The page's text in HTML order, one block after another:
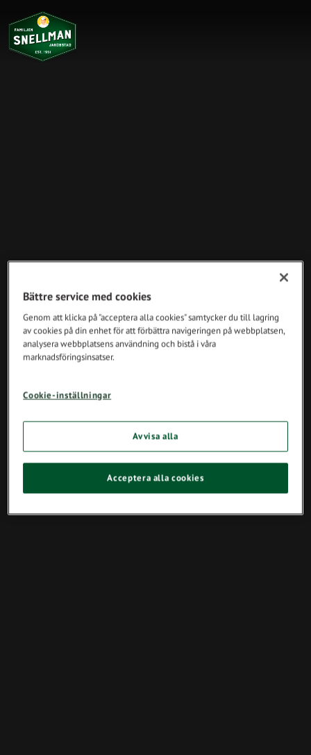
Bättre service med cookies
Genom att klicka på "acceptera alla cookies" samtycker du till lagring
av cookies på din enhet för att förbättra navigeringen på webbplatsen,
analysera webbplatsens användning och bistå i våra
marknadsföringsinsatser.
Cookie-inställningar
Avvisa alla
Acceptera alla cookies